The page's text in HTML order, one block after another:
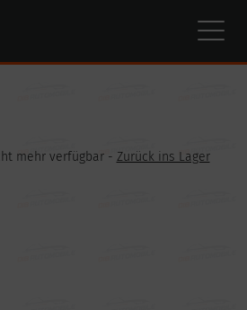
mehr verfügbar - Zurück ins Lager